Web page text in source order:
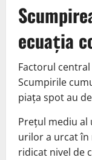
ecuația
Factorul
Scumpirile
piața spot au
Prețul mediu al
urilor a urcat în
ridicat nivel de